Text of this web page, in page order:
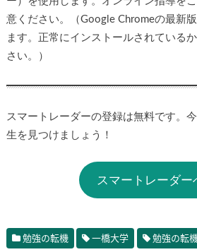
意ください。（Google Chromeの最新
ます。正常にインストールされている
さい。）
スマートレーダーの登録は無料です。
生を見つけましょう！
スマートレーダー
勉強の転機 一橋大学 勉強の転